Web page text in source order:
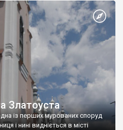
Златоуста
із перших мурованих споруд
і нині видніється в місті